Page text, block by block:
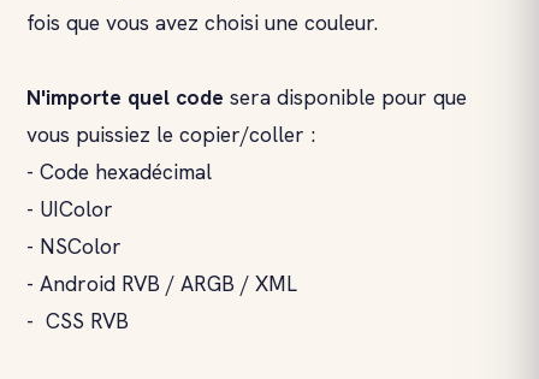
fois que vous avez choisi une couleur.
N'importe quel code sera disponible pour que
vous puissiez le copier/coller :
- Code hexadécimal
- UIColor
- NSColor
- Android RVB / ARGB / XML
- CSS RVB